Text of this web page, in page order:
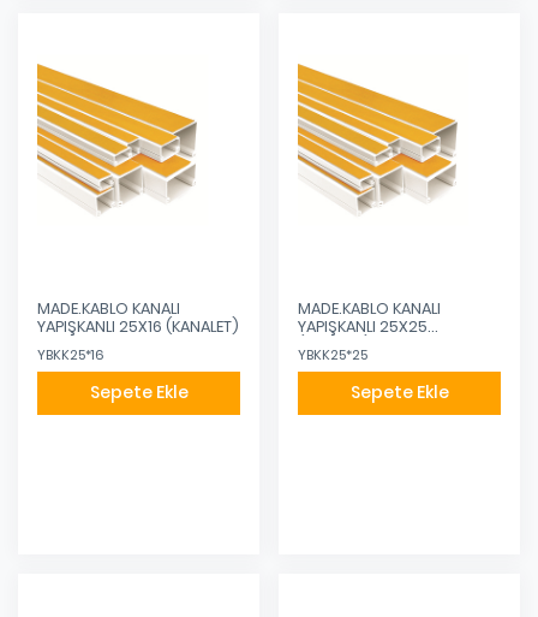
MADE.KABLO KANALI
YAPIŞKANLI 25X16 (KANALET)
YBKK25*16
Sepete Ekle
MADE.KABLO KANALI
YAPIŞKANLI 25X25
YBKK25*25
Sepete Ekle